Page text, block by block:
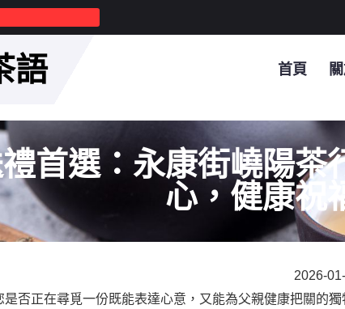
語 首頁
首選：永康街嶢陽
心，健康祝
2026-
是否正在尋覓一份既能表達心意，又能為父親健康把關的